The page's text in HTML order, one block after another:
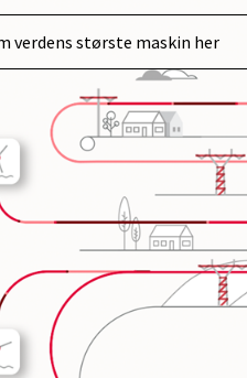
verdens største maskin her